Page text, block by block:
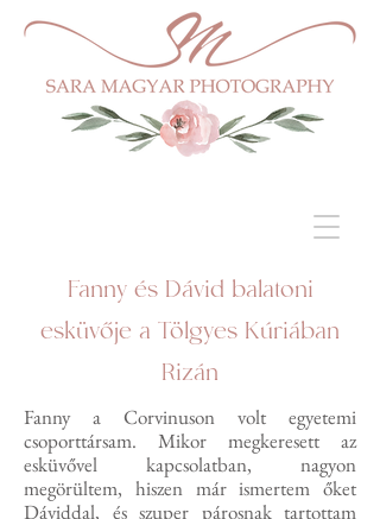
Fanny és Dávid balatoni
esküvője a Tölgyes Kúriában
Rizán
Fanny a Corvinuson volt egyetemi
csoporttársam. Mikor megkeresett az
esküvővel kapcsolatban, nagyon
megörültem, hiszen már ismertem őket
Dáviddal, és szuper párosnak tartottam